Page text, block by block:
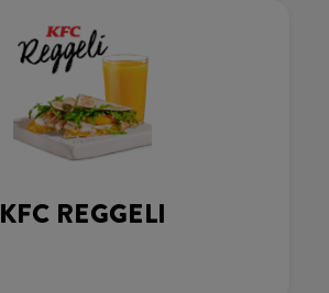
KFC REGGELI